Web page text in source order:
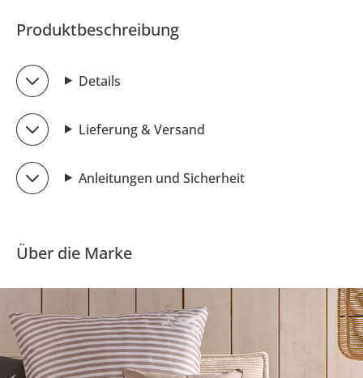
Produktbeschreibung
Details
Lieferung & Versand
Anleitungen und Sicherheit
Über die Marke